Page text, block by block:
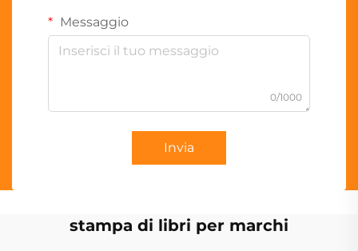
Messaggio
0/1000
Invia
stampa di libri per marchi